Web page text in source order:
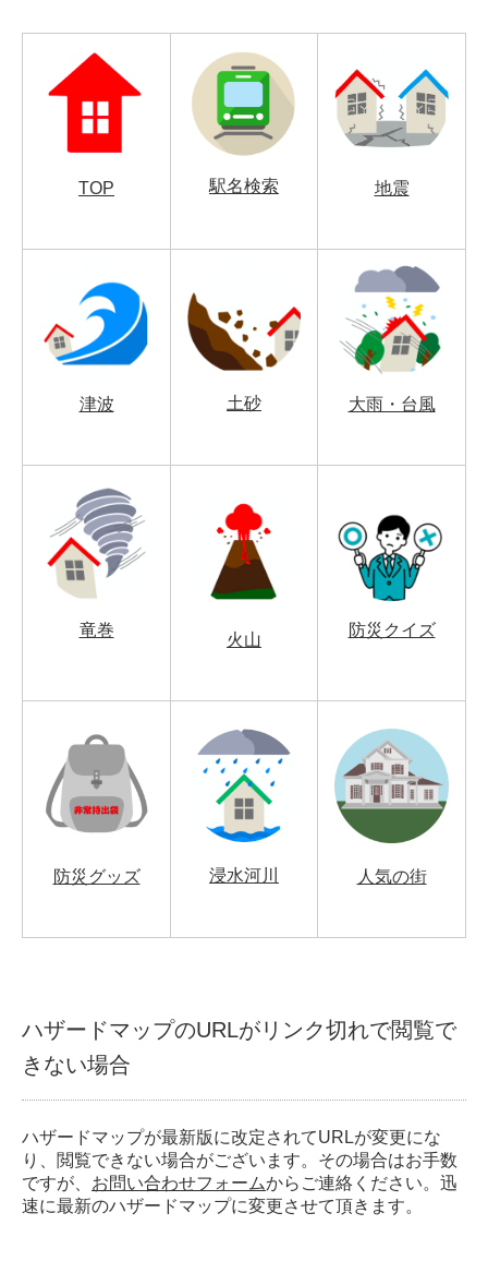
TOP 駅名検索 地震
津波 土砂 大雨・台風
竜巻
火山
防災クイズ
防災グッズ 浸水河川 人気の街
ハザードマップのURLがリンク切れで閲覧で
きない場合
ハザードマップが最新版に改定されてURLが変更にな
り、閲覧できない場合がございます。その場合はお手数
ですが、 お問い合わせフォームからご連絡ください。迅
速に最新のハザードマップに変更させて頂きます。